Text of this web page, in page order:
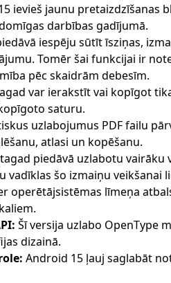
ievieš jaunu pretaizdzīšanas
darbības gadījumā.
iespēju sūtīt īsziņas,
Tomēr šai funkcijai ir
pēc skaidrām debesīm.
var ierakstīt vai kopīgot
saturu.
uzlabojumus PDF failu
atlasi un kopēšanu.
piedāvā uzlabotu vairāku
šo izmaiņu veikšanai
operētājsistēmas līmeņa
Šī versija uzlabo OpenType
dizainā.
Android 15 ļauj saglabāt